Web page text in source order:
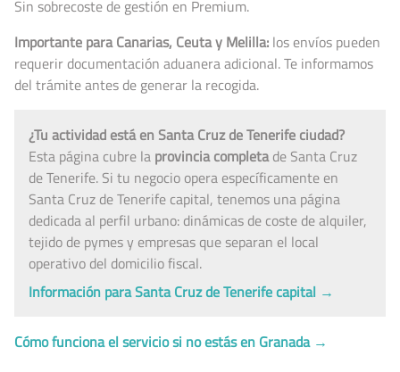
Sin sobrecoste de gestión en Premium.
Importante para Canarias, Ceuta y Melilla: los envíos pueden
requerir documentación aduanera adicional. Te informamos
del trámite antes de generar la recogida.
¿Tu actividad está en Santa Cruz de Tenerife ciudad?
Esta página cubre la provincia completade Santa Cruz
de Tenerife. Si tu negocio opera específicamente en
Santa Cruz de Tenerife capital, tenemos una página
dedicada al perfil urbano: dinámicas de coste de alquiler,
tejido de pymes y empresas que separan el local
operativo del domicilio fiscal.
Información para Santa Cruz de Tenerife capital →
Cómo funciona el servicio si no estás en Granada →